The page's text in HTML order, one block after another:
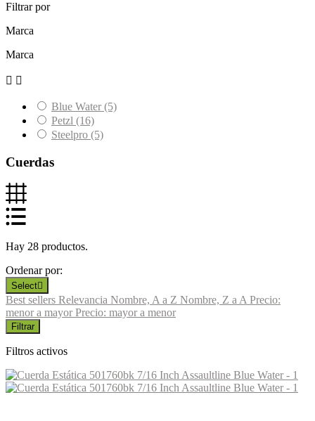
Filtrar por
Marca
Marca
 
Blue Water (5)
Petzl (16)
Steelpro (5)
Cuerdas
Hay 28 productos.
Ordenar por:
Select
Best sellers Relevancia Nombre, A a Z Nombre, Z a APrecio:
menor a mayor Precio: mayor a menor
Filtrar
Filtros activos